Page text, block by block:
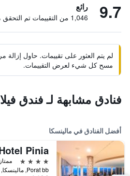
9.7 رائع
1,046 من التقييمات تم التحقق منها
لم يتم العثور على تقييمات. حاول إزالة
مسح كل شيء لعرض التقييمات.
فنادق مشابهة لـ فندق
أفضل الفنادق في مالينسكا
4 نجوم
ممتاز 9.4
Porat bb, مالينسكا, كرواتيا